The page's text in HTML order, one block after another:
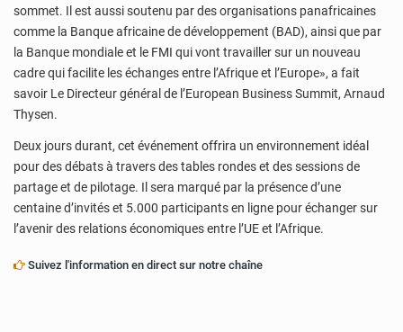
sommet. Il est aussi soutenu par des organisations panafricaines
comme la Banque africaine de développement (BAD), ainsi que par
la Banque mondiale et le FMI qui vont travailler sur un nouveau
cadre qui facilite les échanges entre l’Afrique et l’Europe», a fait
savoir Le Directeur général de l’European Business Summit, Arnaud
Thysen.
Deux jours durant, cet événement offrira un environnement idéal
pour des débats à travers des tables rondes et des sessions de
partage et de pilotage. Il sera marqué par la présence d’une
centaine d’invités et 5.000 participants en ligne pour échanger sur
l’avenir des relations économiques entre l’UE et l’Afrique.
Suivez l'information en direct sur notre chaîne